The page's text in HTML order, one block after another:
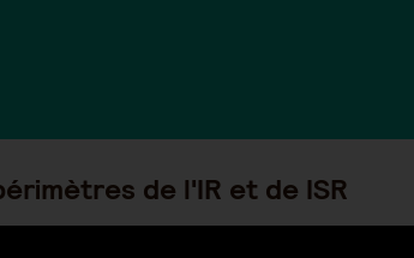
de l'IR et de ISR